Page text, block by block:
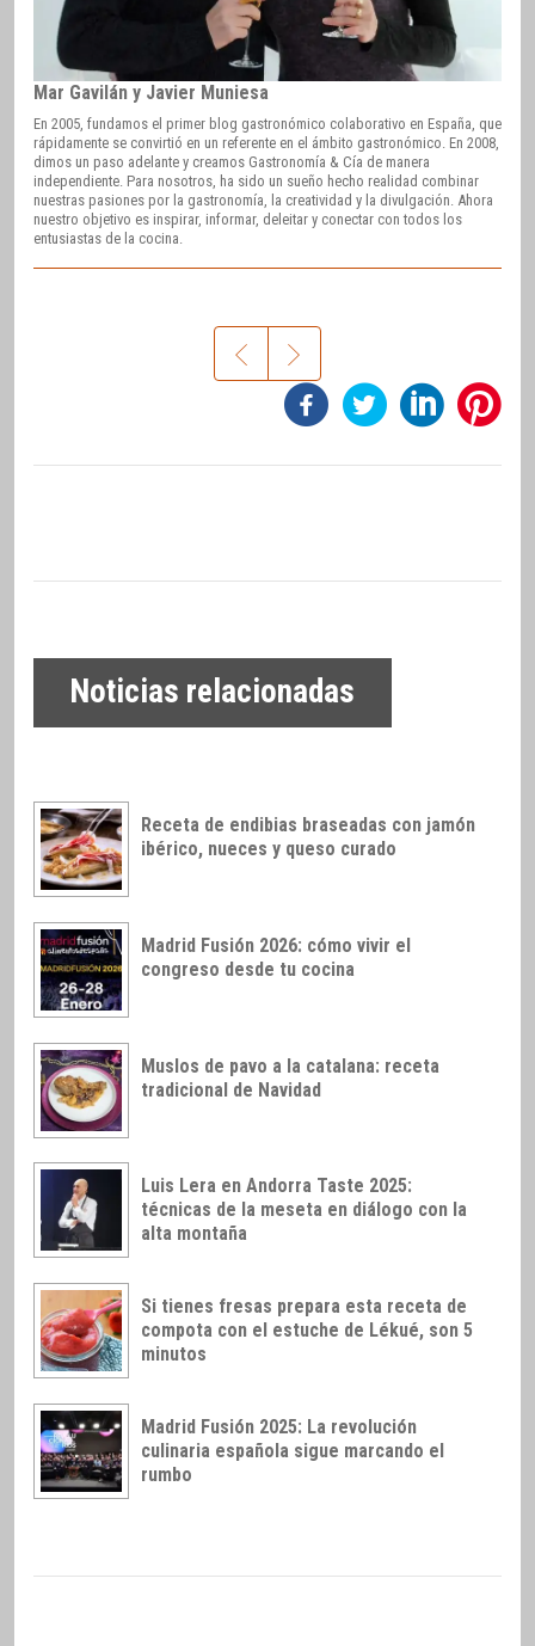
Mar Gavilán y Javier Muniesa
En 2005, fundamos el primer blog gastronómico colaborativo en España, que
rápidamente se convirtió en un referente en el ámbito gastronómico. En 2008,
dimos un paso adelante y creamos Gastronomía & Cía de manera
independiente. Para nosotros, ha sido un sueño hecho realidad combinar
nuestras pasiones por la gastronomía, la creatividad y la divulgación. Ahora
nuestro objetivo es inspirar, informar, deleitar y conectar con todos los
entusiastas de la cocina.
Noticias relacionadas
Receta de endibias braseadas con jamón
ibérico, nueces y queso curado
Madrid Fusión 2026: cómo vivir el
congreso desde tu cocina
Muslos de pavo a la catalana: receta
tradicional de Navidad
Luis Lera en Andorra Taste 2025:
técnicas de la meseta en diálogo con la
alta montaña
Si tienes fresas prepara esta receta de
compota con el estuche de Lékué, son 5
minutos
Madrid Fusión 2025: La revolución
culinaria española sigue marcando el
rumbo